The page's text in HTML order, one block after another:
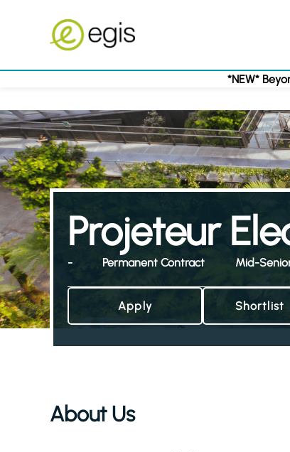
*NEW*
Projeteur
- Permanent Contract Mid-
Apply Shortlist
About Us